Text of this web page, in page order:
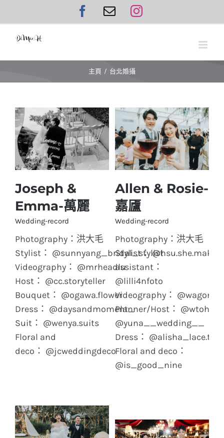
content
Facebook
Email:Instagram
主頁 台北婚攝
Joseph & Emma-萬
麗
Joseph &
Emma-萬麗
Wedding-record
Photography：洪大毛
Stylist： @sunnyang_bridal_stylist
Videography： @mrheadlu
Host： @cc.storyteller
Bouquet： @ogawa.flower
Dress： @daysandmoment_
Suit： @wenya.suits
Floral and
deco： @jcweddingdeco
Allen & Rosie-嘉𠫂
Allen & Rosie-
嘉𠫂
Wedding-record
Photography：洪大毛
Stylist：
assistant：
@lilli4nfoto
Videography：
Planner/Host：
@yuna__wedding__
Dress： @alisha_lace.tw
Floral and deco：
@is_good_nine